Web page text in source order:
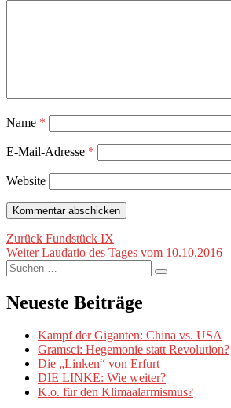
Name *
E-Mail-Adresse *
Website
Beitragsnavigation
Zurück Vorheriger
Beitrag:
Fundstück IX
Weiter Nächster
Beitrag:
Laudatio des Tages vom 10.10.2016
Suche
nach:
Suchen
Neueste Beiträge
Kampf der Giganten: China vs. USA
Gramsci: Hegemonie statt Revolution?
Die „Linken“ von Erfurt
DIE LINKE: Wie weiter?
K.o. für den Klimaalarmismus?